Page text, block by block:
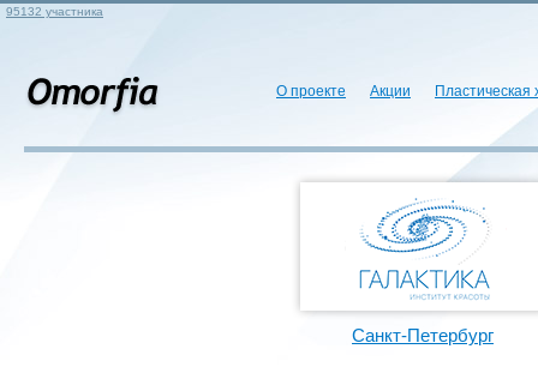
95132 участника
О проекте Акции Пластическая
Санкт-Петербург